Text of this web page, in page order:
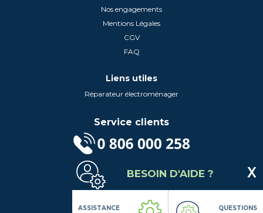
Nos engagements
Mentions Légales
CGV
FAQ
Liens utiles
Réparateur électroménager
Service clients
(Service gratuit + prix d'un appel local)
Lundi au Vendredi de 9h à 18h
Contactez-Nous
Suivez-nous
BESOIN D'AIDE ?
ASSISTANCE QUESTIONS